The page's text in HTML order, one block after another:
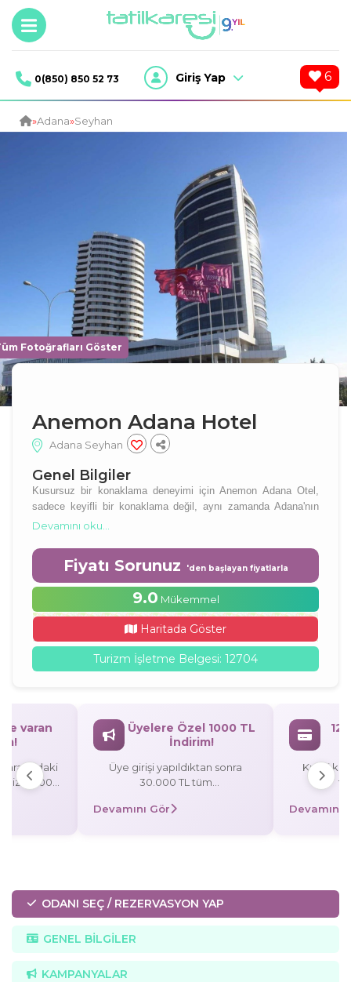
0(850) 850 52 73 Giriş Yap 6
»Adana»Seyhan
Fotoğrafları Göster
Anemon Adana Hotel
Adana Seyhan
Genel Bilgiler
Kusursuz bir konaklama deneyimi için Anemon Adana Otel,
sadece keyifli bir konaklama değil, aynı zamanda Adana'nın
dinamik atmosferini de sunar.
Devamını oku...
Fiyatı Sorunuz 'den başlayan fiyatlarla
9.0 Mükemmel
Haritada Göster
Turizm İşletme Belgesi: 12704
varan
arasındaki
3.000
Üyelere Özel 1000 TL
İndirim!
Üye girişi yapıldıktan sonra
30.000 TL tüm
indirim! Promosyon Kodu:
Devamını Gör
12
Kredi
Devamını
ODANI SEÇ / REZERVASYON YAP
GENEL BİLGİLER
KAMPANYALAR